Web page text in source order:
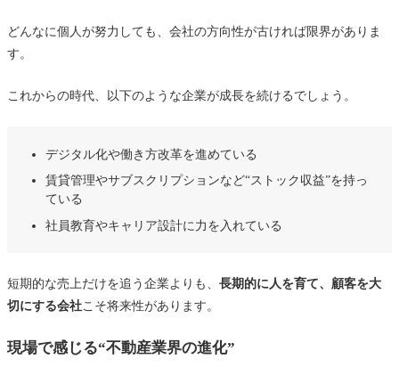
どんなに個人が努力しても、会社の方向性が古ければ限界がありま
す。
これからの時代、以下のような企業が成長を続けるでしょう。
デジタル化や働き方改革を進めている
賃貸管理やサブスクリプションなど“ストック収益”を持っ
ている
社員教育やキャリア設計に力を入れている
短期的な売上だけを追う企業よりも、 長期的に人を育て、顧客を大
切にする会社こそ将来性があります。
現場で感じる“不動産業界の進化”